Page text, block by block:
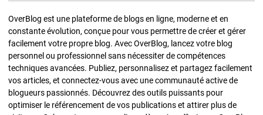
OverBlog est une plateforme de blogs en ligne, moderne et en
constante évolution, conçue pour vous permettre de créer et gérer
facilement votre propre blog. Avec OverBlog, lancez votre blog
personnel ou professionnel sans nécessiter de compétences
techniques avancées. Publiez, personnalisez et partagez facilement
vos articles, et connectez-vous avec une communauté active de
blogueurs passionnés. Découvrez des outils puissants pour
optimiser le référencement de vos publications et attirer plus de